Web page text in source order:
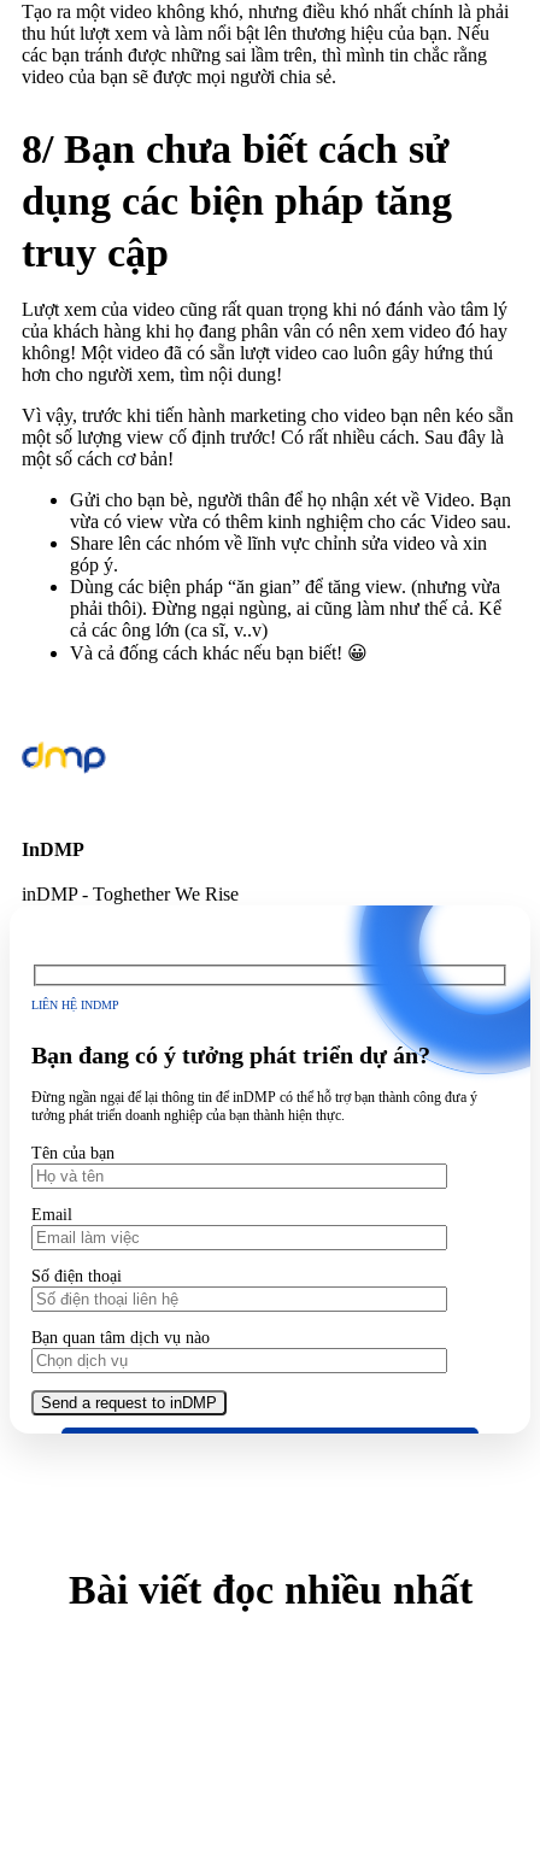
Tạo ra một video không khó, nhưng điều khó nhất chính là phải
thu hút lượt xem và làm nổi bật lên thương hiệu của bạn. Nếu
các bạn tránh được những sai lầm trên, thì mình tin chắc rằng
video của bạn sẽ được mọi người chia sẻ.
8/ Bạn chưa biết cách sử
dụng các biện pháp tăng
truy cập
Lượt xem của video cũng rất quan trọng khi nó đánh vào tâm lý
của khách hàng khi họ đang phân vân có nên xem video đó hay
không! Một video đã có sẵn lượt video cao luôn gây hứng thú
hơn cho người xem, tìm nội dung!
Vì vậy, trước khi tiến hành marketing cho video bạn nên kéo sẵn
một số lượng view cố định trước! Có rất nhiều cách. Sau đây là
một số cách cơ bản!
Gửi cho bạn bè, người thân để họ nhận xét về Video. Bạn
vừa có view vừa có thêm kinh nghiệm cho các Video sau.
Share lên các nhóm về lĩnh vực chỉnh sửa video và xin
góp ý.
Dùng các biện pháp “ăn gian” để tăng view. (nhưng vừa
phải thôi). Đừng ngại ngùng, ai cũng làm như thế cả. Kể
cả các ông lớn (ca sĩ, v..v)
Và cả đống cách khác nếu bạn biết! 😀
InDMP
inDMP - Toghether We Rise
LIÊN HỆ INDMP
Bạn đang có ý tưởng phát triển dự án?
Đừng ngần ngại để lại thông tin để inDMP có thể hỗ trợ bạn thành công đưa ý
tưởng phát triển doanh nghiệp của bạn thành hiện thực.
Tên của bạn
Email
Số điện thoại
Bạn quan tâm dịch vụ nào
Bài viết đọc nhiều nhất